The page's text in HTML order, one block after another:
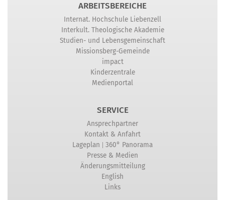
ARBEITSBEREICHE
Internat. Hochschule Liebenzell
Interkult. Theologische Akademie
Studien- und Lebensgemeinschaft
Missionsberg-Gemeinde
impact
Kinderzentrale
Medienportal
SERVICE
Ansprechpartner
Kontakt & Anfahrt
Lageplan | 360° Panorama
Presse & Medien
Änderungsmitteilung
English
Links